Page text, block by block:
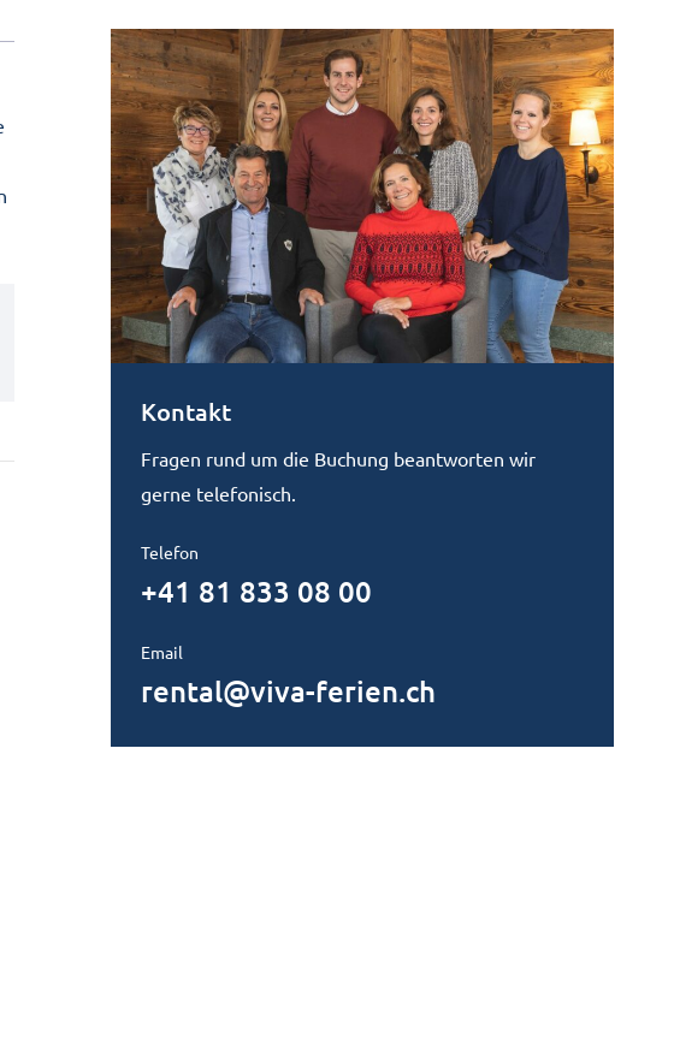
Kontakt
Fragen rund um die Buchung beantworten wir
gerne telefonisch.
Telefon
+41 81 833 08 00
Email
rental@viva-ferien.ch